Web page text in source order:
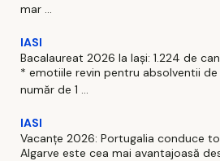
mar ...
IASI
Bacalaureat 2026 la Iași: 1.224 de
* emotiile revin pentru absolventii de
număr de 1 ...
IASI
Vacanțe 2026: Portugalia conduce
Algarve este cea mai avantajoasă